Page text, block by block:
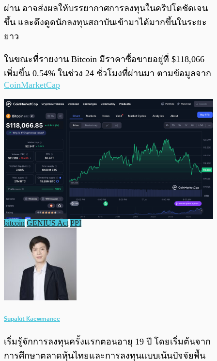
ผ่าน อาจส่งผลให้บรรยากาศการลงทุนในคริปโตชัดเจน
ขึ้น และดึงดูดนักลงทุนสถาบันเข้ามาได้มากขึ้นในระยะ
ยาว
ในขณะที่รายงาน Bitcoin มีราคาซื้อขายอยู่ที่ $118,066
เพิ่มขึ้น 0.54% ในช่วง 24 ชั่วโมงที่ผ่านมา ตามข้อมูลจาก
CoinMarketCap
bitcoin GENIUS Act PPI
Supakit Kaewmanee
เริ่มรู้จักการลงทุนครั้งแรกตอนอายุ 19 ปี โดยเริ่มต้นจาก
การศึกษาตลาดหุ้นไทยและการลงทุนแบบเน้นปัจจัยพื้น